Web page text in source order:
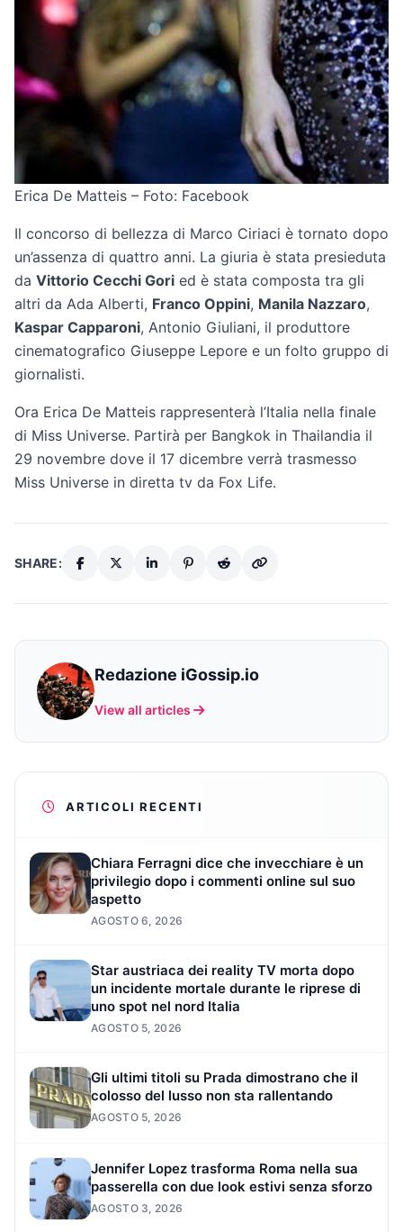
Erica De Matteis – Foto: Facebook
Il concorso di bellezza di Marco Ciriaci è tornato dopo
un’assenza di quattro anni. La giuria è stata presieduta
da Vittorio Cecchi Gori ed è stata composta tra gli
altri da Ada Alberti, Franco Oppini, Manila Nazzaro,
Kaspar Capparoni, Antonio Giuliani, il produttore
cinematografico Giuseppe Lepore e un folto gruppo di
giornalisti.
Ora Erica De Matteis rappresenterà l’Italia nella finale
di Miss Universe. Partirà per Bangkok in Thailandia il
29 novembre dove il 17 dicembre verrà trasmesso
Miss Universe in diretta tv da Fox Life.
SHARE:
Redazione iGossip.io
View all articles
ARTICOLI RECENTI
Chiara Ferragni dice che invecchiare è un
privilegio dopo i commenti online sul suo
aspetto
AGOSTO 6, 2026
Star austriaca dei reality TV morta dopo
un incidente mortale durante le riprese di
uno spot nel nord Italia
AGOSTO 5, 2026
Gli ultimi titoli su Prada dimostrano che il
colosso del lusso non sta rallentando
AGOSTO 5, 2026
Jennifer Lopez trasforma Roma nella sua
passerella con due look estivi senza sforzo
AGOSTO 3, 2026